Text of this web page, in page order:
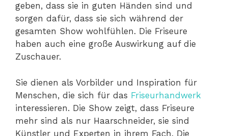
geben, dass sie in guten Händen sind und
sorgen dafür, dass sie sich während der
gesamten Show wohlfühlen. Die Friseure
haben auch eine große Auswirkung auf die
Zuschauer.
Sie dienen als Vorbilder und Inspiration für
Menschen, die sich für das Friseurhandwerk
interessieren. Die Show zeigt, dass Friseure
mehr sind als nur Haarschneider, sie sind
Künstler und Experten in ihrem Fach. Die